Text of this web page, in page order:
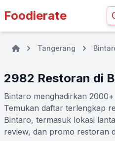
Foodierate
Tangerang
2982 Restoran di
Bintaro menghadirkan
Temukan daftar terlengkap
Bintaro, termasuk lokasi
review, dan promo restoran